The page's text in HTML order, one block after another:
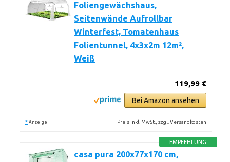
Foliengewächshaus,
Seitenwände Aufrollbar
Winterfest, Tomatenhaus
Folientunnel, 4x3x2m 12m²,
Weiß
119,99 €
Bei Amazon ansehen
* Anzeige Preis inkl. MwSt., zzgl. Versandkosten
EMPFEHLUNG
casa pura 200x77x170 cm,